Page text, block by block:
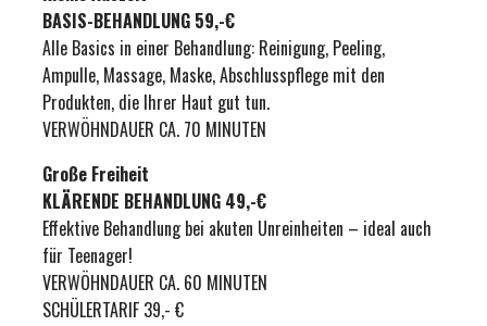
BASIS-BEHANDLUNG 59,-€
Alle Basics in einer Behandlung: Reinigung, Peeling,
Ampulle, Massage, Maske, Abschlusspflege mit den
Produkten, die Ihrer Haut gut tun.
VERWÖHNDAUER CA. 70 MINUTEN
Große Freiheit
KLÄRENDE BEHANDLUNG 49,-€
Effektive Behandlung bei akuten Unreinheiten – ideal auch
für Teenager!
VERWÖHNDAUER CA. 60 MINUTEN
SCHÜLERTARIF 39,- €